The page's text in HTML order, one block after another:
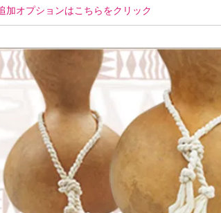
加オプションはこちらをクリック